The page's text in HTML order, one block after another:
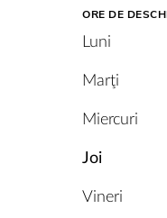
ORE DE
Luni
Marţi
Miercuri
Joi
Vineri